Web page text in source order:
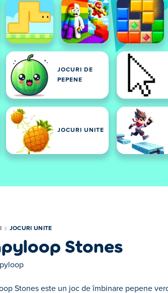
JOCURI DE
PEPENE
JOCURI UNITE
JOCURI UNITE
Stones
Stones este un joc de îmbinare pepene